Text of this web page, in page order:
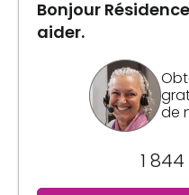
Bonjour
aider.
de
1